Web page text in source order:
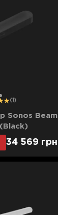
3 (1)
Sonos Beam
34 569 грн